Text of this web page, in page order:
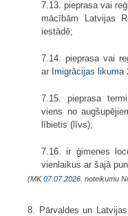
7.13. pieprasa vai
mācībām Latvijas
iestādē;
7.14. pieprasa vai
ar Imigrācijas likuma
7.15. pieprasa
viens no
lībietis (līvs);
7.16. ir ģimenes
vienlaikus ar šajā
(MK07.07.2026. noteikumu
8. Pārvaldes un